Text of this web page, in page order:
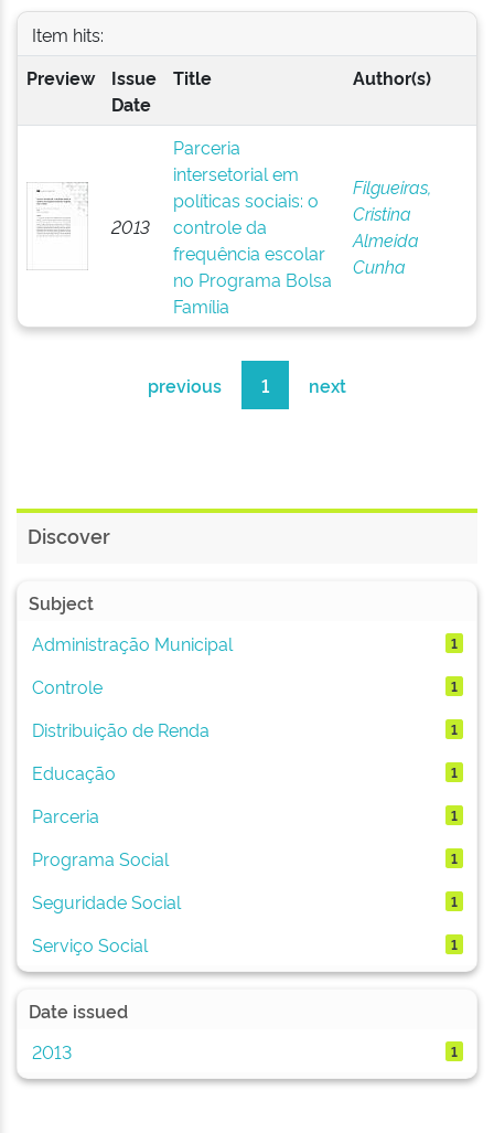
Item hits:
Preview
Issue
Date
Title Author(s)
2013
Parceria
intersetorial em
políticas sociais: o
controle da
frequência escolar
no Programa Bolsa
Família
Filgueiras,
Cristina
Almeida
Cunha
previous 1 next
Discover
Subject
Administração Municipal
1
Controle 1
Distribuição de Renda 1
Educação 1
Parceria 1
Programa Social 1
Seguridade Social 1
Serviço Social 1
Date issued
2013
1